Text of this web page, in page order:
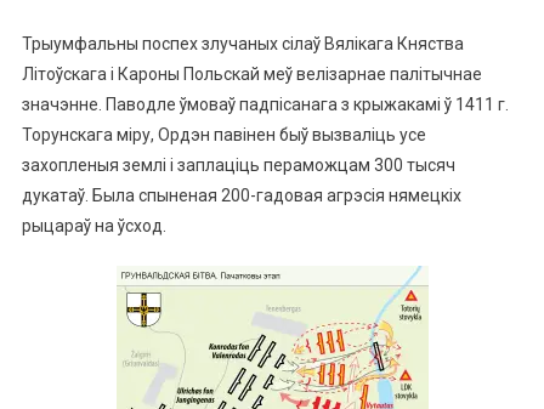
Трыумфальны поспех злучаных сілаў Вялікага Княства
Літоўскага і Кароны Польскай меў велізарнае палітычнае
значэнне. Паводле ўмоваў падпісанага з крыжакамі ў 1411 г.
Торунскага міру, Ордэн павінен быў вызваліць усе
захопленыя землі і заплаціць пераможцам 300 тысяч
дукатаў. Была спыненая 200-гадовая агрэсія нямецкіх
рыцараў на ўсход.